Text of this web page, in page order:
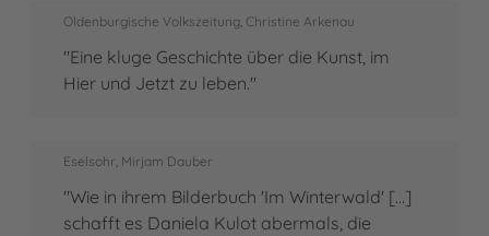
Oldenburgische Volkszeitung, Christine Arkenau
"Eine kluge Geschichte über die Kunst, im
Hier und Jetzt zu leben."
Eselsohr, Mirjam Dauber
"Wie in ihrem Bilderbuch 'Im Winterwald' [...]
schafft es Daniela Kulot abermals, die